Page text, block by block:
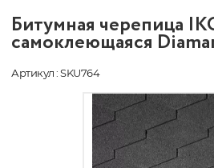
Битумная черепица
самоклеющаяся
Артикул : SKU764